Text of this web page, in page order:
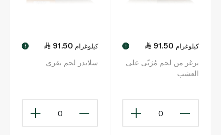
91.50 كيلوغرام !
برغر من لحم مُرَبّى على
العشب
0
91.50 كيلوغرام !
سلايدر لحم بقري
0